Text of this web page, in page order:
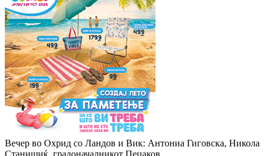
Вечер во Охрид со Ландов и Вик: Антониа Гиговска, Никола
Станишиќ, градоначалникот Пецаков,